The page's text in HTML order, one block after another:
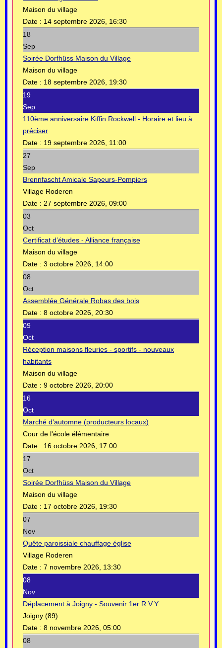
Maison du village
Date : 14 septembre 2026, 16:30
18
Sep
Soirée Dorfhüss Maison du Village
Maison du village
Date : 18 septembre 2026, 19:30
19
Sep
110ème anniversaire Kiffin Rockwell - Horaire et lieu à
préciser
Date : 19 septembre 2026, 11:00
27
Sep
Brennfascht Amicale Sapeurs-Pompiers
Village Roderen
Date : 27 septembre 2026, 09:00
03
Oct
Certificat d’études - Alliance française
Maison du village
Date : 3 octobre 2026, 14:00
08
Oct
Assemblée Générale Robas des bois
Date : 8 octobre 2026, 20:30
09
Oct
Réception maisons fleuries - sportifs - nouveaux
habitants
Maison du village
Date : 9 octobre 2026, 20:00
16
Oct
Marché d'automne (producteurs locaux)
Cour de l'école élémentaire
Date : 16 octobre 2026, 17:00
17
Oct
Soirée Dorfhüss Maison du Village
Maison du village
Date : 17 octobre 2026, 19:30
07
Nov
Quête paroissiale chauffage église
Village Roderen
Date : 7 novembre 2026, 13:30
08
Nov
Déplacement à Joigny - Souvenir 1er R.V.Y.
Joigny (89)
Date : 8 novembre 2026, 05:00
08